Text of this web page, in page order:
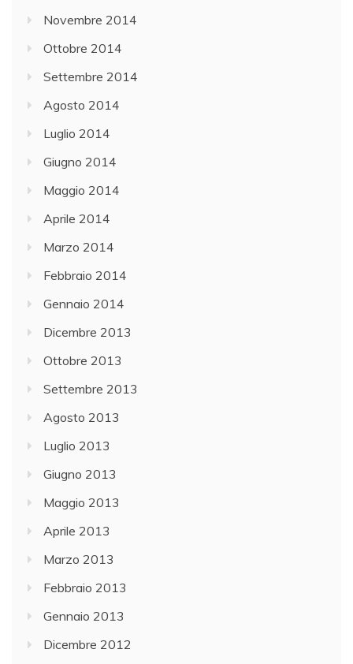
Novembre 2014
Ottobre 2014
Settembre 2014
Agosto 2014
Luglio 2014
Giugno 2014
Maggio 2014
Aprile 2014
Marzo 2014
Febbraio 2014
Gennaio 2014
Dicembre 2013
Ottobre 2013
Settembre 2013
Agosto 2013
Luglio 2013
Giugno 2013
Maggio 2013
Aprile 2013
Marzo 2013
Febbraio 2013
Gennaio 2013
Dicembre 2012